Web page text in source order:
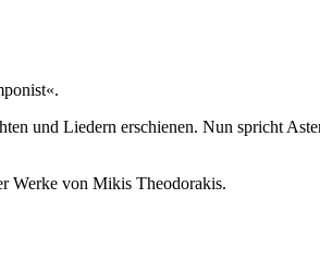
und Liedern erschienen. Nun spricht
Werke von Mikis Theodorakis.